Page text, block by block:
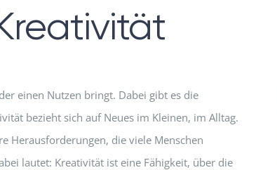
einen Nutzen bringt. Dabei gibt es die
bezieht sich auf Neues im Kleinen, im Alltag.
Herausforderungen, die viele Menschen
lautet: Kreativität ist eine Fähigkeit, über die